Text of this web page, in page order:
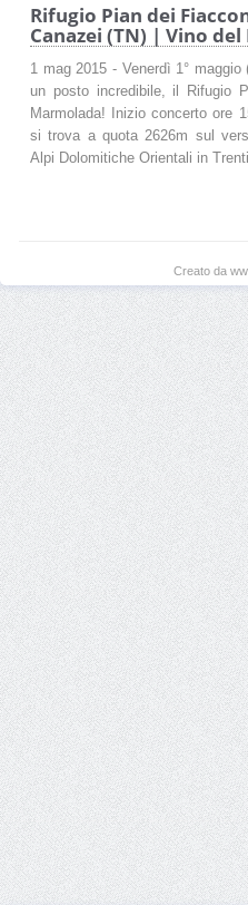
Rifugio Pian dei
Canazei (TN) | Vino del
1 mag 2015 - Venerdì 1°
un posto incredibile, il Rifugio
Marmolada! Inizio concerto ore
si trova a quota 2626m sul
Alpi Dolomitiche Orientali in
Creato da